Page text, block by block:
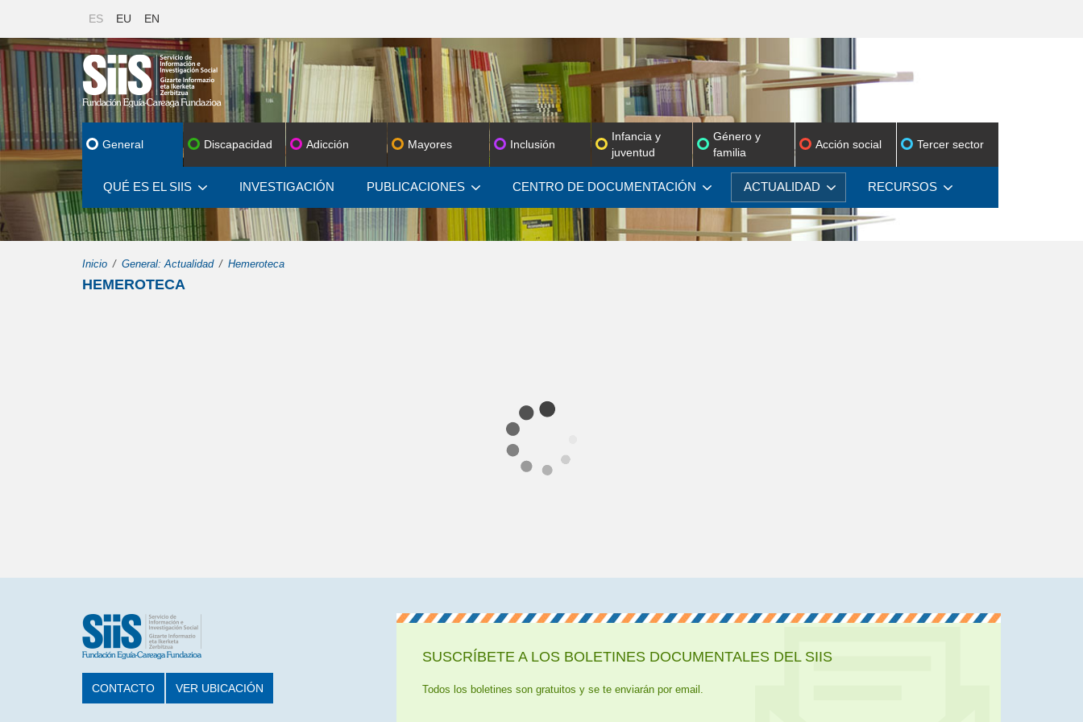
ES EU EN
General
QUÉ ES EL SIIS INVESTIGACIÓN PUBLICACIONES CENTRO DE DOCUMENTACIÓN ACTUALIDAD RECURSOS
Discapacidad Adicción Mayores Inclusión
Infancia y
juventud
Género y
familia
Acción social Tercer sector
Inicio General: Actualidad Hemeroteca
HEMEROTECA
CONTACTO VER UBICACIÓN
SUSCRÍBETE A LOS BOLETINES DOCUMENTALES DEL SIIS
Todos los boletines son gratuitos y se te enviarán por email.